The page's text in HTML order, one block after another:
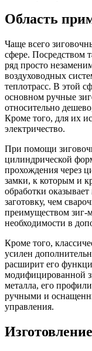
Область
Чаще всего
сфере. Посредством
ряд просто
воздуховодных
теплотрасс. В этой
основном ручные
относительно
Кроме того, для их
электричество.
При помощи
цилиндрической
прохождения через
замки, к которым и
обработки
заготовку, чем
преимуществом зиг-
необходимости в
Кроме того,
усилен
расширит его
модифицированной
металла, его
ручными и
управления.